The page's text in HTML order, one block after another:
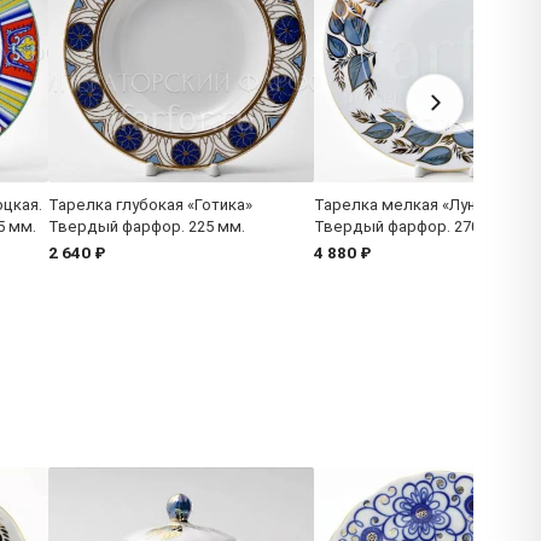
мм.
Тарелка глубокая «Готика»
Твердый фарфор. 225 мм.
2 640 ₽
Тарелка мелкая «Лунный»
Твердый фарфор. 270 мм.
4 880 ₽